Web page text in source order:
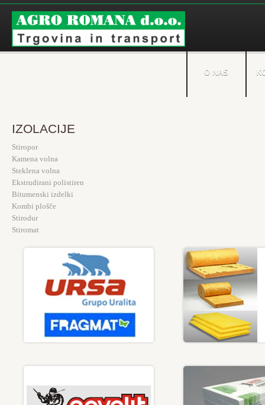
O NAS
IZOLACIJE
Stiropor
Kamena volna
Steklena volna
Ekstrudirani polistiren
Bitumenski izdelki
Kombi plošče
Stirodur
Stiromat